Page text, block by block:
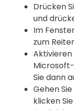
Drücken
und
Im
zum
Aktivieren
Sie dann
Gehen
klicken